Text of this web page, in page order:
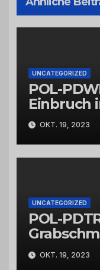
UNCATEGORIZED
POL-
Einbruch
Wittlich
OKT. 19, 2023
UNCATEGORIZED
POL-
OKT. 19, 2023